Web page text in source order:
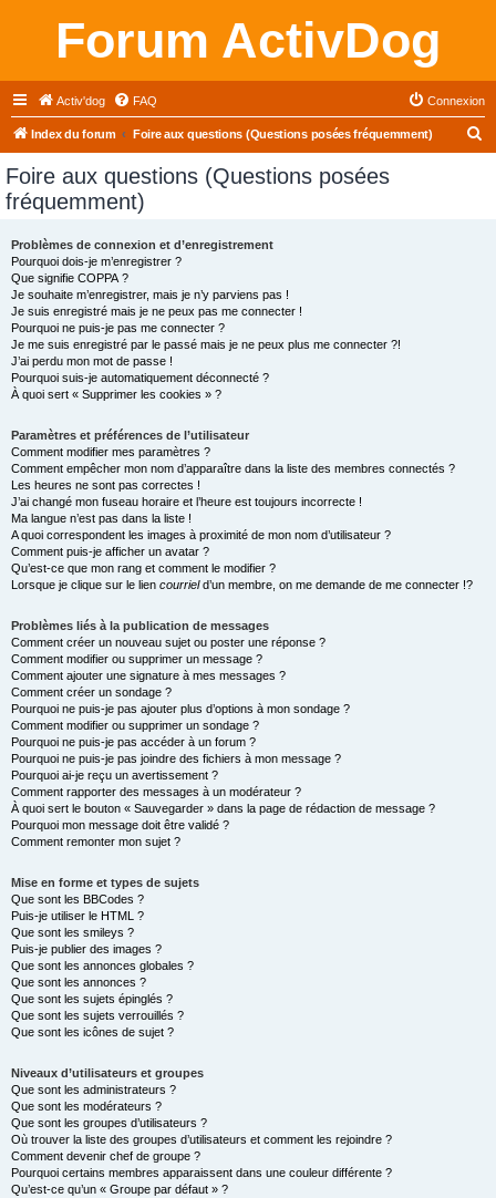
Forum ActivDog
Activ'dog FAQ Connexion
Index du forum Foire aux questions (Questions posées fréquemment)
Foire aux questions (Questions posées
fréquemment)
Problèmes de connexion et d’enregistrement
Pourquoi dois-je m’enregistrer ?
Que signifie COPPA ?
Je souhaite m’enregistrer, mais je n’y parviens pas !
Je suis enregistré mais je ne peux pas me connecter !
Pourquoi ne puis-je pas me connecter ?
Je me suis enregistré par le passé mais je ne peux plus me connecter ?!
J’ai perdu mon mot de passe !
Pourquoi suis-je automatiquement déconnecté ?
À quoi sert « Supprimer les cookies » ?
Paramètres et préférences de l’utilisateur
Comment modifier mes paramètres ?
Comment empêcher mon nom d’apparaître dans la liste des membres connectés ?
Les heures ne sont pas correctes !
J’ai changé mon fuseau horaire et l’heure est toujours incorrecte !
Ma langue n’est pas dans la liste !
A quoi correspondent les images à proximité de mon nom d’utilisateur ?
Comment puis-je afficher un avatar ?
Qu’est-ce que mon rang et comment le modifier ?
Lorsque je clique sur le lien courrield’un membre, on me demande de me connecter !?
Problèmes liés à la publication de messages
Comment créer un nouveau sujet ou poster une réponse ?
Comment modifier ou supprimer un message ?
Comment ajouter une signature à mes messages ?
Comment créer un sondage ?
Pourquoi ne puis-je pas ajouter plus d’options à mon sondage ?
Comment modifier ou supprimer un sondage ?
Pourquoi ne puis-je pas accéder à un forum ?
Pourquoi ne puis-je pas joindre des fichiers à mon message ?
Pourquoi ai-je reçu un avertissement ?
Comment rapporter des messages à un modérateur ?
À quoi sert le bouton « Sauvegarder » dans la page de rédaction de message ?
Pourquoi mon message doit être validé ?
Comment remonter mon sujet ?
Mise en forme et types de sujets
Que sont les BBCodes ?
Puis-je utiliser le HTML ?
Que sont les smileys ?
Puis-je publier des images ?
Que sont les annonces globales ?
Que sont les annonces ?
Que sont les sujets épinglés ?
Que sont les sujets verrouillés ?
Que sont les icônes de sujet ?
Niveaux d’utilisateurs et groupes
Que sont les administrateurs ?
Que sont les modérateurs ?
Que sont les groupes d’utilisateurs ?
Où trouver la liste des groupes d’utilisateurs et comment les rejoindre ?
Comment devenir chef de groupe ?
Pourquoi certains membres apparaissent dans une couleur différente ?
Qu’est-ce qu’un « Groupe par défaut » ?